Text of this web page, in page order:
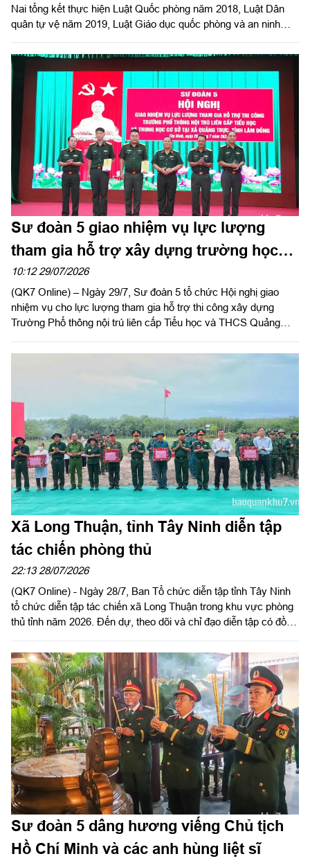
Nai tổng kết thực hiện Luật Quốc phòng năm 2018, Luật Dân
quân tự vệ năm 2019, Luật Giáo dục quốc phòng và an ninh
lệnh Quân khu dự, phát biểu chỉ đạo. Đại tá Võ Thành Danh, Ủy
viên Ban Thường vụ Thành ủy, Chỉ huy trưởng Bộ Chỉ huy
Quân sự thành phố Đồng Nai chủ trì hội nghị.
Sư đoàn 5 giao nhiệm vụ lực lượng
tham gia hỗ trợ xây dựng trường học
trên địa bàn tỉnh Lâm Đồng
10:12 29/07/2026
(QK7 Online) – Ngày 29/7, Sư đoàn 5 tổ chức Hội nghị giao
nhiệm vụ cho lực lượng tham gia hỗ trợ thi công xây dựng
Trường Phổ thông nội trú liên cấp Tiểu học và THCS Quảng
trưởng chủ trì hội nghị.
Xã Long Thuận, tỉnh Tây Ninh diễn tập
tác chiến phòng thủ
22:13 28/07/2026
(QK7 Online) - Ngày 28/7, Ban Tổ chức diễn tập tỉnh Tây Ninh
tổ chức diễn tập tác chiến xã Long Thuận trong khu vực phòng
thủ tỉnh năm 2026. Đến dự, theo dõi và chỉ đạo diễn tập có đồng
ban tổ chức diễn tập tỉnh; Đại tá Trần Đình Hưng, Phó Chỉ huy
trưởng, Tham mưu trưởng Bộ CHQS tỉnh, Ủy viên Ban Chỉ đạo
diễn tập tỉnh, Phó Trưởng ban thường trực Ban tổ chức diễn tập
tỉnh; Đại tá Phạm Ngọc Thạch, Phó Chỉ huy trưởng Bộ CHQS
tỉnh.
Sư đoàn 5 dâng hương viếng Chủ tịch
Hồ Chí Minh và các anh hùng liệt sĩ